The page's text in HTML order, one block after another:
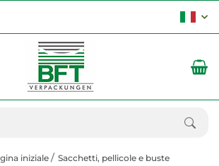
iniziale
Sacchetti, pellicole e buste